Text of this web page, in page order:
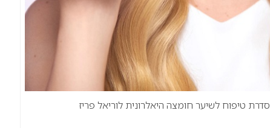
סדרת טיפוח לשיער חומצה היאלרונית לוריאל פריז